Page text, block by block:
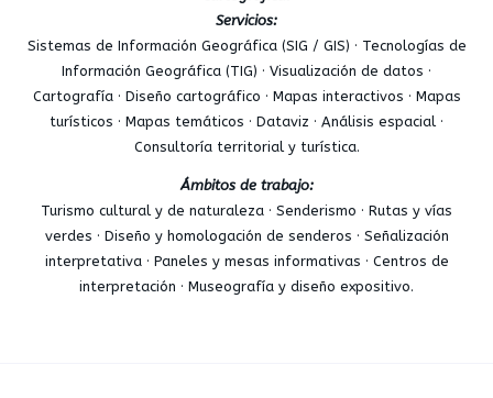
Servicios:
Sistemas de Información Geográfica (SIG / GIS) · Tecnologías de
Información Geográfica (TIG) · Visualización de datos ·
Cartografía · Diseño cartográfico · Mapas interactivos · Mapas
turísticos · Mapas temáticos · Dataviz · Análisis espacial ·
Consultoría territorial y turística.
Ámbitos de trabajo:
Turismo cultural y de naturaleza · Senderismo · Rutas y vías
verdes · Diseño y homologación de senderos · Señalización
interpretativa · Paneles y mesas informativas · Centros de
interpretación · Museografía y diseño expositivo.